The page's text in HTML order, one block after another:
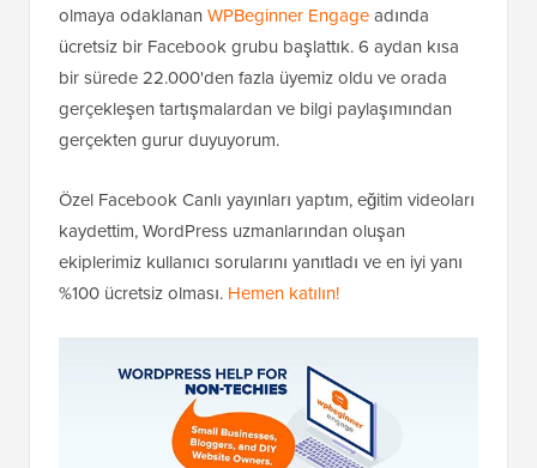
olmaya odaklanan WPBeginner Engageadında
ücretsiz bir Facebook grubu başlattık. 6 aydan kısa
bir sürede 22.000'den fazla üyemiz oldu ve orada
gerçekleşen tartışmalardan ve bilgi paylaşımından
gerçekten gurur duyuyorum.
Özel Facebook Canlı yayınları yaptım, eğitim videoları
kaydettim, WordPress uzmanlarından oluşan
ekiplerimiz kullanıcı sorularını yanıtladı ve en iyi yanı
%100 ücretsiz olması. Hemen katılın!